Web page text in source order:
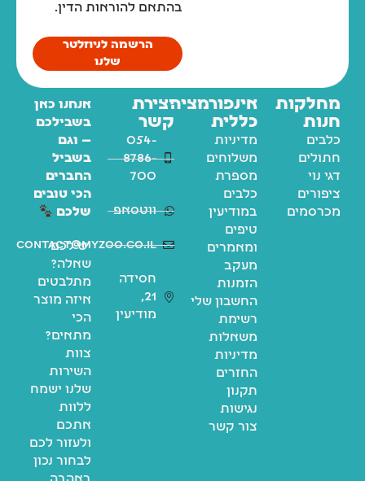
בהתאם להוראות הדין.
הרשמה לניוזלטר
שלנו
מחלקות
חנות
כלבים
חתולים
דגי נוי
ציפורים
מכרסמים
אינפורמציה
כללית
מדיניות
משלוחים
מספרת
כלבים
במודיעין
טיפים
ומאמרים
מעקב
הזמנות
החשבון שלי
רשימת
משאלות
מדיניות
החזרים
תקנון
נגישות
צור קשר
יצירת
קשר
054-
8786-
700
ווטסאפ
contact@myzoo.co.il
חסידה
21,
מודיעין
אנחנו כאן
בשבילכם
— וגם
בשביל
החברים
הכי טובים
שלכם
יש לכם
שאלה?
מתלבטים
איזה מוצר
הכי
מתאים?
צוות
השירות
שלנו ישמח
ללוות
אתכם
ולעזור לכם
לבחור נכון